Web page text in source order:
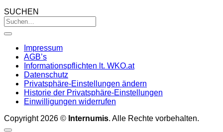
SUCHEN
Impressum
AGB’s
Informationspflichten lt. WKO.at
Datenschutz
Privatsphäre-Einstellungen ändern
Historie der Privatsphäre-Einstellungen
Einwilligungen widerrufen
Copyright 2026 © Internumis. Alle Rechte vorbehalten.